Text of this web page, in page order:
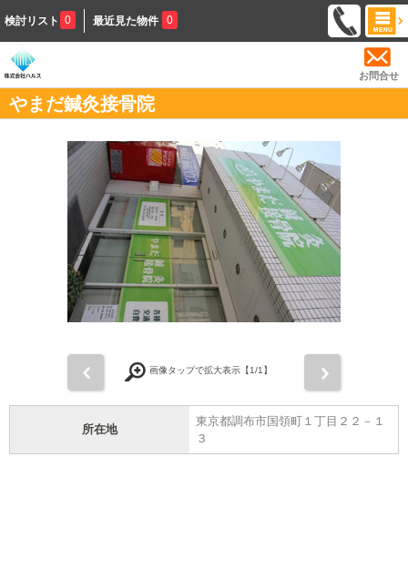
検討リスト 0 最近見た物件 0
お問合せ
やまだ鍼灸接骨院
画像タップで拡大表示【1/1】
所在地
東京都調布市国領町１丁目２２－１
３